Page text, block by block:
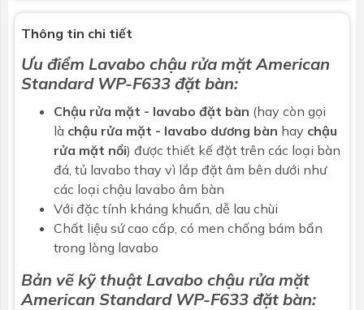
Kích thước L545mm x W400mm x H150mm
Bảo hành Nhấp để xem chính sách bảo hành
Thông tin chi tiết
Ưu điểm Lavabo chậu rửa mặt American
Standard WP-F633 đặt bàn:
Chậu rửa mặt - lavabo đặt bàn (hay còn gọi
là chậu rửa mặt - lavabo dương bàn hay chậu
rửa mặt nổi) được thiết kế đặt trên các loại bàn
đá, tủ lavabo thay vì lắp đặt âm bên dưới như
các loại chậu lavabo âm bàn
Với đặc tính kháng khuẩn, dễ lau chùi
Chất liệu sứ cao cấp, có men chống bám bẩn
trong lòng lavabo
Bản vẽ kỹ thuật Lavabo chậu rửa mặt
American Standard WP-F633 đặt bàn: